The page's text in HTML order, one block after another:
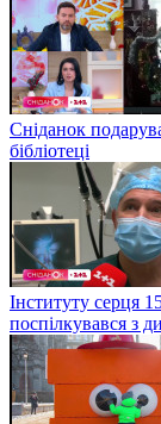
Сніданок
бібліотеці
Інституту серця
поспілкувався з